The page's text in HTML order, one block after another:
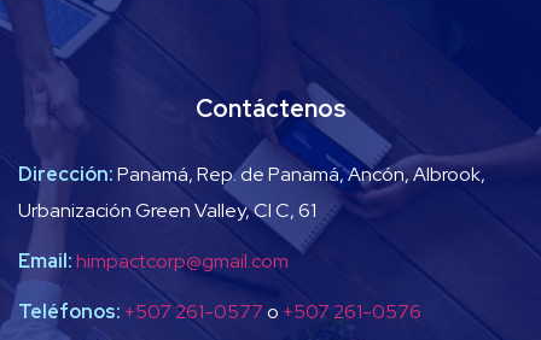
Contáctenos
Dirección:Panamá, Rep. de Panamá, Ancón, Albrook,
Urbanización Green Valley, Cl C, 61
Email:himpactcorp@gmail.com
Teléfonos: +507 261-0577o +507 261-0576